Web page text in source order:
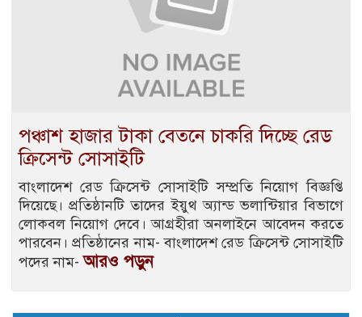
পঞ্চাশ হাজার টাকা বেতনে চাকরি দিচ্ছে রেড
ক্রিসেন্ট সোসাইটি
বাংলাদেশ রেড ক্রিসেন্ট সোসাইটি সম্প্রতি নিয়োগ বিজ্ঞপ্তি
দিয়েছে। প্রতিষ্ঠানটি তাদের ইয়ুথ অ্যান্ড ভলান্টিয়ার বিভাগে
লোকবল নিয়োগ দেবে। আগ্রহীরা অনলাইনে আবেদন করতে
পারবেন। প্রতিষ্ঠানের নাম- বাংলাদেশ রেড ক্রিসেন্ট সোসাইটি
পদের নাম-আরও পড়ুন